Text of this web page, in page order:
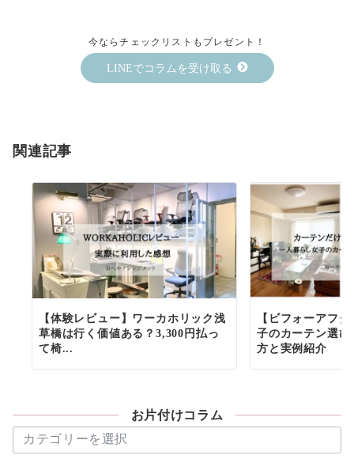
今ならチェックリストもプレゼント！
LINEでコラムを受け取る
関連記事
【体験レビュー】ワーカホリック浅
草橋は行く価値ある？3,300円払っ
て椅...
【ビフォーアフ
子のカーテン選
方と実例紹介
お片付けコラム
片